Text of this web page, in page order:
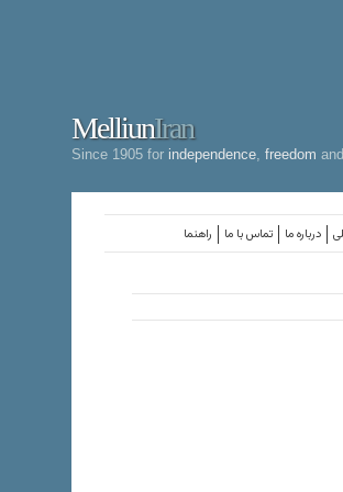
MelliunIran
Since 1905 for independence freedom
راهنما تماس با ما درباره ما